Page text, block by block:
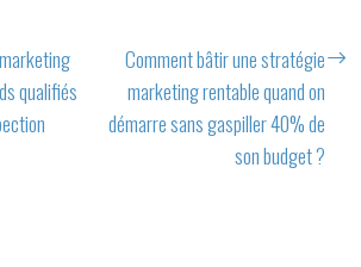
qualifiés
Comment bâtir une stratégie
marketing rentable quand on
démarre sans gaspiller 40% de
son budget ?